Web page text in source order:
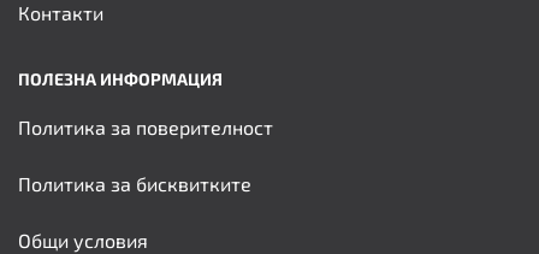
Контакти
ПОЛЕЗНА ИНФОРМАЦИЯ
Политика за поверителност
Политика за бисквитките
Общи условия